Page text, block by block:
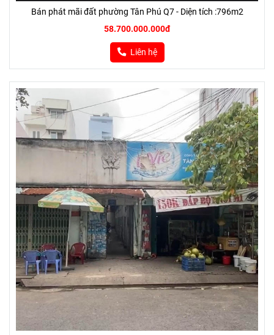
Bán phát mãi đất phường Tân Phú Q7 - Diện tích :796m2
58.700.000.000đ
Liên hệ